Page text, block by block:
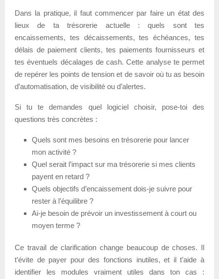
Dans la pratique, il faut commencer par faire un état des
lieux de ta trésorerie actuelle : quels sont tes
encaissements, tes décaissements, tes échéances, tes
délais de paiement clients, tes paiements fournisseurs et
tes éventuels décalages de cash. Cette analyse te permet
de repérer les points de tension et de savoir où tu as besoin
d’automatisation, de visibilité ou d’alertes.
Si tu te demandes quel logiciel choisir, pose-toi des
questions très concrètes :
Quels sont mes besoins en trésorerie pour lancer
mon activité ?
Quel serait l’impact sur ma trésorerie si mes clients
payent en retard ?
Quels objectifs d’encaissement dois-je suivre pour
rester à l’équilibre ?
Ai-je besoin de prévoir un investissement à court ou
moyen terme ?
Ce travail de clarification change beaucoup de choses. Il
t’évite de payer pour des fonctions inutiles, et il t’aide à
identifier les modules vraiment utiles dans ton cas :